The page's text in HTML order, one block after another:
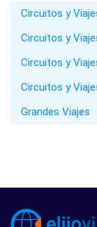
Circuitos y
Circuitos y
Circuitos y
Circuitos y
Grandes Viajes